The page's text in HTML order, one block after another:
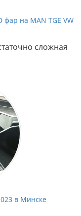
фар на MAN TGE VW
сложная
в Минске